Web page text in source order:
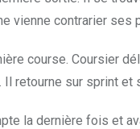
vienne contrarier ses
course. Coursier
retourne sur sprint
la dernière fois et